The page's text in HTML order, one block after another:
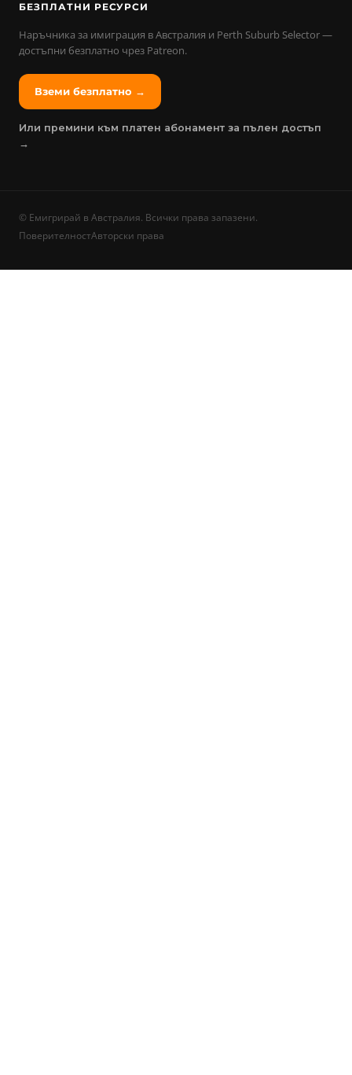
БЕЗПЛАТНИ РЕСУРСИ
Наръчника за имиграция в Австралия и Perth Suburb Selector —
достъпни безплатно чрез Patreon.
Вземи безплатно →
Или премини към платен абонамент за пълен достъп
→
© Емигрирай в Австралия. Всички права запазени.
ПоверителностАвторски права